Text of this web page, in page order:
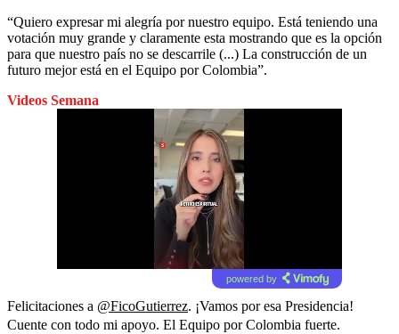
“Quiero expresar mi alegría por nuestro equipo. Está teniendo una
votación muy grande y claramente esta mostrando que es la opción
para que nuestro país no se descarrile (...) La construcción de un
futuro mejor está en el Equipo por Colombia”.
Videos Semana
powered by
Felicitaciones a @FicoGutierrez. ¡Vamos por esa Presidencia!
Cuente con todo mi apoyo. El Equipo por Colombia fuerte.